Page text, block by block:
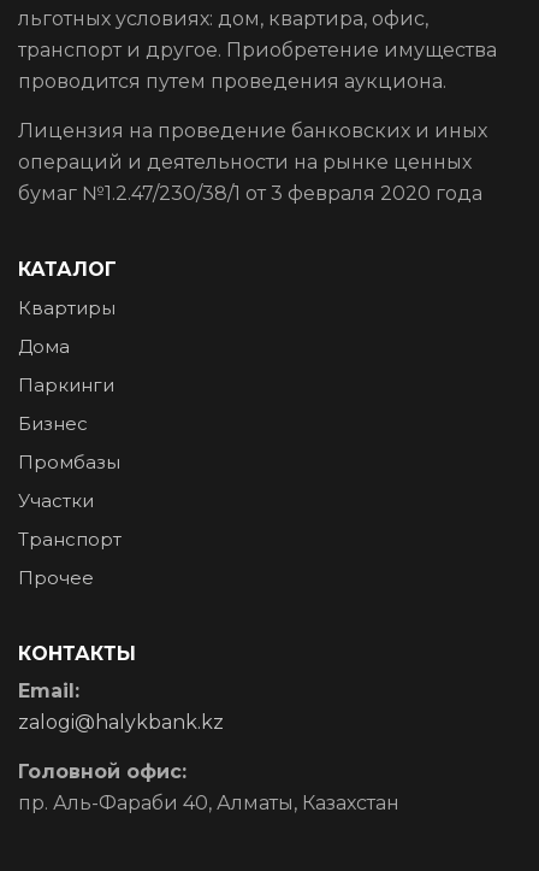
льготных условиях: дом, квартира, офис,
транспорт и другое. Приобретение имущества
проводится путем проведения аукциона.
Лицензия на проведение банковских и иных
операций и деятельности на рынке ценных
бумаг №1.2.47/230/38/1 от 3 февраля 2020 года
КАТАЛОГ
Квартиры
Дома
Паркинги
Бизнес
Промбазы
Участки
Транспорт
Прочее
КОНТАКТЫ
Email:
zalogi@halykbank.kz
Головной офис:
пр. Аль-Фараби 40, Алматы, Казахстан